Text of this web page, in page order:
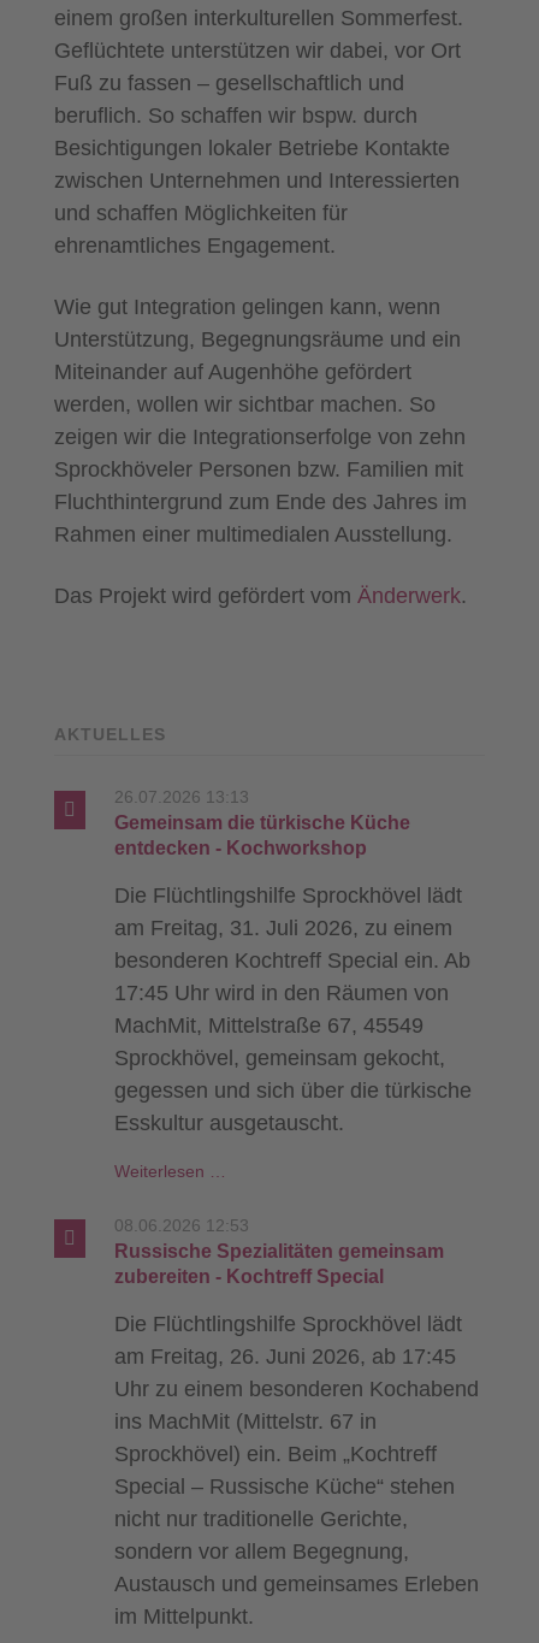
einem großen interkulturellen Sommerfest.
Geflüchtete unterstützen wir dabei, vor Ort
Fuß zu fassen – gesellschaftlich und
beruflich. So schaffen wir bspw. durch
Besichtigungen lokaler Betriebe Kontakte
zwischen Unternehmen und Interessierten
und schaffen Möglichkeiten für
ehrenamtliches Engagement.
Wie gut Integration gelingen kann, wenn
Unterstützung, Begegnungsräume und ein
Miteinander auf Augenhöhe gefördert
werden, wollen wir sichtbar machen. So
zeigen wir die Integrationserfolge von zehn
Sprockhöveler Personen bzw. Familien mit
Fluchthintergrund zum Ende des Jahres im
Rahmen einer multimedialen Ausstellung.
Das Projekt wird gefördert vom Änderwerk.
AKTUELLES
26.07.2026 13:13
Gemeinsam die türkische Küche
entdecken - Kochworkshop
Die Flüchtlingshilfe Sprockhövel lädt
am Freitag, 31. Juli 2026, zu einem
besonderen Kochtreff Special ein. Ab
17:45 Uhr wird in den Räumen von
MachMit, Mittelstraße 67, 45549
Sprockhövel, gemeinsam gekocht,
gegessen und sich über die türkische
Esskultur ausgetauscht.
Weiterlesen …
türkische
Küche
entdecken
Kochworkshop
08.06.2026 12:53
Russische Spezialitäten gemeinsam
zubereiten - Kochtreff Special
Die Flüchtlingshilfe Sprockhövel lädt
am Freitag, 26. Juni 2026, ab 17:45
Uhr zu einem besonderen Kochabend
ins MachMit (Mittelstr. 67 in
Sprockhövel) ein. Beim „Kochtreff
Special – Russische Küche“ stehen
nicht nur traditionelle Gerichte,
sondern vor allem Begegnung,
Austausch und gemeinsames Erleben
im Mittelpunkt.